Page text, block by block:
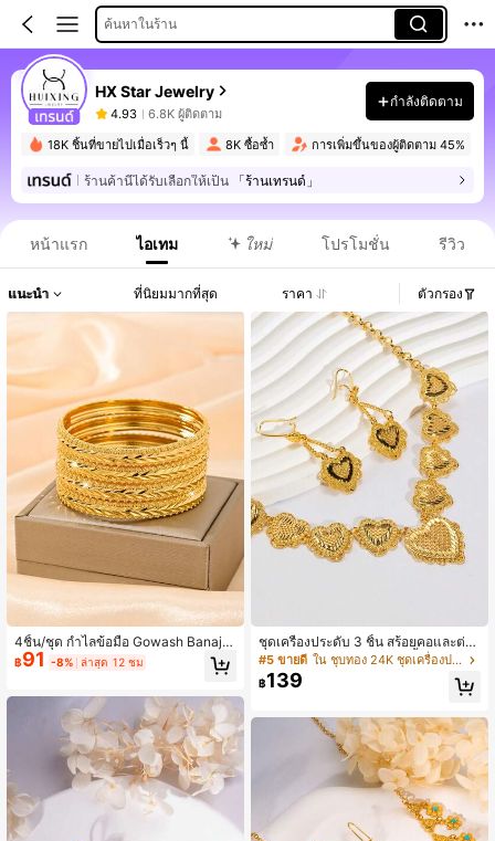
ค้นหาในร้าน
HX Star Jewelry
4.93 6.8K ผู้ติดตาม
กำลังติดตาม
18K ชิ้นที่ขายไปเมื่อเร็วๆ นี้ 8K ซื้อซ้ำ การเพิ่มขึ้นของผู้ติดตาม 45%
ร้านค้านี้ได้รับเลือกให้เป็น 「ร้านเทรนด์」
หน้าแรก ไอเทม ใหม่ โปรโมชั่น รีวิว
แนะนำ ที่นิยมมากที่สุด ราคา ตัวกรอง
4ชิ้น/ชุด กำไลข้อมือ Gowash Banajel
ชุบทอง 21K กันสนิม ทอง 21K ทางเลือก
เครื่องประดับงานแต่งงานซาอุดีอาระเบี
฿91 -8% ล่าสุด 12 ชม
ชุดเครื่องประดับ 3 ชิ้น สร้อยคอและต่าง
หูห้อยรูปหัวใจ ลายฉลุโปร่งพื้นผิวลายเส้
น ชุบทอง 24K สไตล์โรแมนติก สำหรับ
ผู้หญิง สำหรับงานแต่งงานและงานปาร์
#5 ขายดี ใน ชุบทอง 24K ชุดเครื่องประดับสตรี
฿139